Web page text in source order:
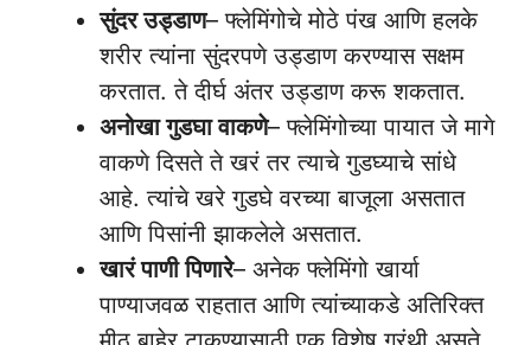
सुंदर उड्डाण– फ्लेमिंगोचे मोठे पंख आणि हलके
शरीर त्यांना सुंदरपणे उड्डाण करण्यास सक्षम
करतात. ते दीर्घ अंतर उड्डाण करू शकतात.
अनोखा गुडघा वाकणे– फ्लेमिंगोच्या पायात जे मागे
वाकणे दिसते ते खरं तर त्याचे गुडघ्याचे सांधे
आहे. त्यांचे खरे गुडघे वरच्या बाजूला असतात
आणि पिसांनी झाकलेले असतात.
खारं पाणी पिणारे– अनेक फ्लेमिंगो खार्या
पाण्याजवळ राहतात आणि त्यांच्याकडे अतिरिक्त